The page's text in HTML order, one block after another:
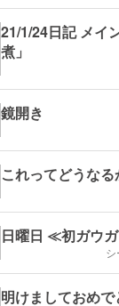
21/1/24日記 メイ
煮」
鏡開き
これってどうな
日曜日 ≪初ガウ
明けましておめで